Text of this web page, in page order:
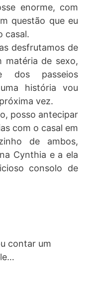
enorme, com
questão que eu
casal.
desfrutamos de
matéria de sexo,
passeios
história vou
vez.
posso antecipar
com o casal em
de ambos,
Cynthia e a ela
consolo de
contar um